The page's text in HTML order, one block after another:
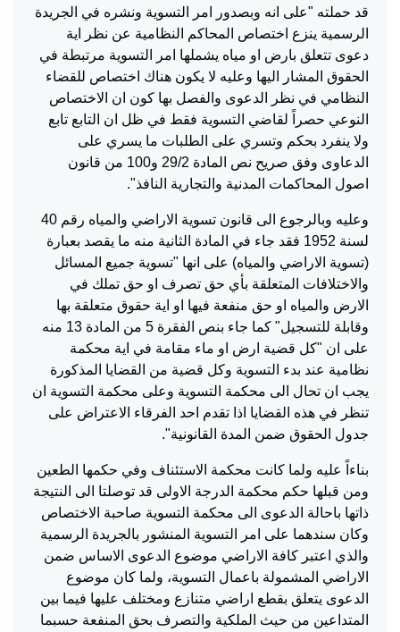
قد حملته "على انه وبصدور امر التسوية ونشره في الجريدة
الرسمية ينزع اختصاص المحاكم النظامية عن نظر اية
دعوى تتعلق بارض او مياه يشملها امر التسوية مرتبطة في
الحقوق المشار اليها وعليه لا يكون هناك اختصاص للقضاء
النظامي في نظر الدعوى والفصل بها كون ان الاختصاص
النوعي حصراً لقاضي التسوية فقط في ظل ان التابع تابع
ولا ينفرد بحكم وتسري على الطلبات ما يسري على
الدعاوى وفق صريح نص المادة 29/2 و100 من قانون
اصول المحاكمات المدنية والتجارية النافذ".
وعليه وبالرجوع الى قانون تسوية الاراضي والمياه رقم 40
لسنة 1952 فقد جاء في المادة الثانية منه ما يقصد بعبارة
(تسوية الاراضي والمياه) على انها "تسوية جميع المسائل
والاختلافات المتعلقة بأي حق تصرف او حق تملك في
الارض والمياه او حق منفعة فيها او اية حقوق متعلقة بها
وقابلة للتسجيل" كما جاء بنص الفقرة 5 من المادة 13 منه
على ان "كل قضية ارض او ماء مقامة في اية محكمة
نظامية عند بدء التسوية وكل قضية من القضايا المذكورة
يجب ان تحال الى محكمة التسوية وعلى محكمة التسوية ان
تنظر في هذه القضايا اذا تقدم احد الفرقاء الاعتراض على
جدول الحقوق ضمن المدة القانونية".
بناءاً عليه ولما كانت محكمة الاستئناف وفي حكمها الطعين
ومن قبلها حكم محكمة الدرجة الاولى قد توصلتا الى النتيجة
ذاتها باحالة الدعوى الى محكمة التسوية صاحبة الاختصاص
وكان سندهما على امر التسوية المنشور بالجريدة الرسمية
والذي اعتبر كافة الاراضي موضوع الدعوى الاساس ضمن
الاراضي المشمولة باعمال التسوية، ولما كان موضوع
الدعوى يتعلق بقطع اراضي متنازع ومختلف عليها فيما بين
المتداعين من حيث الملكية والتصرف بحق المنفعة حسبما